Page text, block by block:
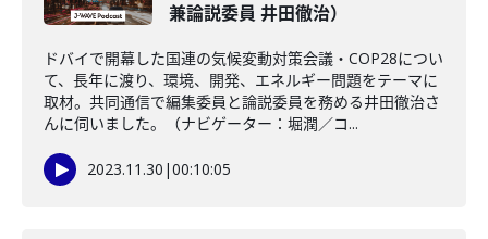
兼論説委員 井田徹治）
ドバイで開幕した国連の気候変動対策会議・COP28につい
て、長年に渡り、環境、開発、エネルギー問題をテーマに
取材。共同通信で編集委員と論説委員を務める井田徹治さ
んに伺いました。（ナビゲーター：堀潤／コ...
2023.11.30 |00:10:05